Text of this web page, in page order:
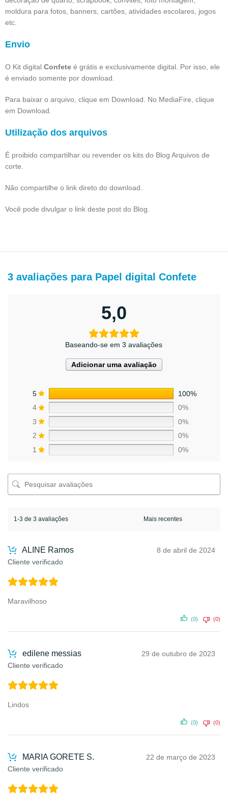
moldura para fotos, banners, cartões, atividades escolares, jogos
etc.
Envio
O Kit digital Confete é grátis e exclusivamente digital. Por isso, ele
é enviado somente por download.
Para baixar o arquivo, clique em Download. No MediaFire, clique
em Download.
Utilização dos arquivos
É proibido compartilhar ou revender os kits do Blog Arquivos de
corte.
Não compartilhe o link direto do download.
Você pode divulgar o link deste post do Blog.
3 avaliações para Papel digital Confete
5,0
Baseando-se em 3 avaliações
Adicionar uma avaliação
5
100%
4
0%
3
0%
2
0%
1
0%
1-3 de 3 avaliações
ALINE Ramos
Cliente verificado
8 de abril de 2024
Maravilhoso
(0) (0)
edilene messias
Cliente verificado
29 de outubro de 2023
Lindos
(0) (0)
MARIA GORETE S.
Cliente verificado
22 de março de 2023